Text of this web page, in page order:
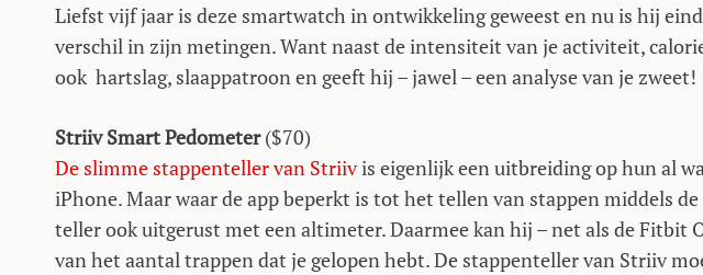
Liefst vijf jaar is deze smartwatch in ontwikkeling geweest en nu is hij
verschil in zijn metingen. Want naast de intensiteit van je activiteit,
ook hartslag, slaappatroon en geeft hij – jawel – een analyse van je zweet!
Striiv Smart Pedometer($70)
De slimme stappenteller van Striivis eigenlijk een uitbreiding op hun al
iPhone. Maar waar de app beperkt is tot het tellen van stappen middels
teller ook uitgerust met een altimeter. Daarmee kan hij – net als de Fitbit
van het aantal trappen dat je gelopen hebt. De stappenteller van Striiv